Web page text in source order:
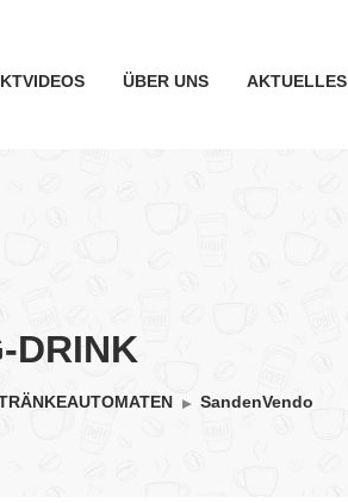
ÜBER UNS AKTUELLES
DRINK
SandenVendo